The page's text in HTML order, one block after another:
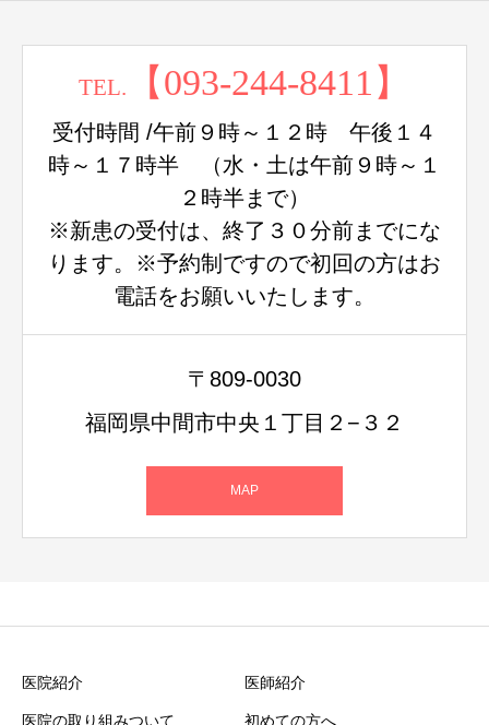
TEL. 【093-244-8411】
受付時間 /午前９時～１２時 午後１４
時～１７時半 （水・土は午前９時～１
２時半まで）
※新患の受付は、終了３０分前までにな
ります。※予約制ですので初回の方はお
電話をお願いいたします。
〒809-0030
福岡県中間市中央１丁目２−３２
MAP
医院紹介 医師紹介
医院の取り組みついて 初めての方へ